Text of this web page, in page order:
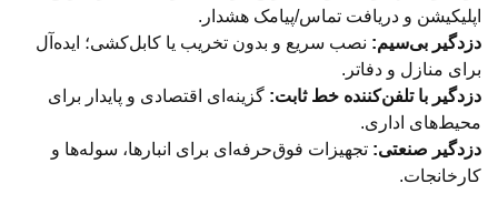
اپلیکیشن و دریافت تماس/پیامک هشدار.
دزدگیر بی‌سیم: نصب سریع و بدون تخریب یا کابل‌کشی؛ ایده‌آل
برای منازل و دفاتر.
دزدگیر با تلفن‌کننده خط ثابت: گزینه‌ای اقتصادی و پایدار برای
محیط‌های اداری.
دزدگیر صنعتی: تجهیزات فوق‌حرفه‌ای برای انبارها، سوله‌ها و
کارخانجات.